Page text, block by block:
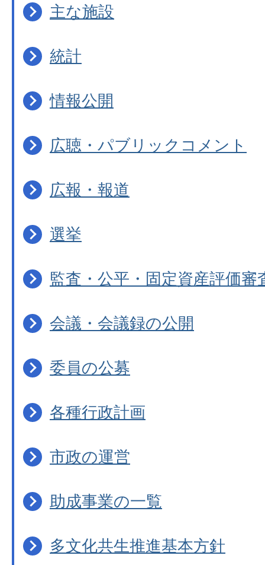
主な施設
統計
情報公開
広聴・パブリックコメント
広報・報道
選挙
監査・公平・固定資産評価審
会議・会議録の公開
委員の公募
各種行政計画
市政の運営
助成事業の一覧
多文化共生推進基本方針